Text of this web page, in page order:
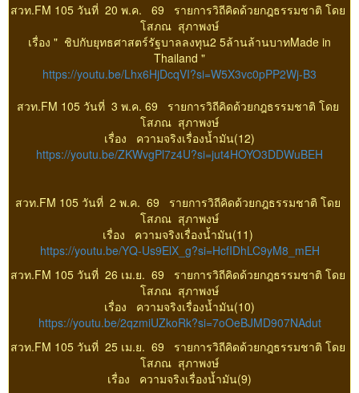
สวท.FM 105 วันที่ 20 พ.ค. 69 รายการวิถีคิดด้วยกฎธรรมชาติ โดย
โสภณ สุภาพงษ์
เรื่อง " ชิปกับยุทธศาสตร์รัฐบาลลงทุน2 5ล้านล้านบาทMade in
Thailand "
https://youtu.be/Lhx6HjDcqVI?si=W5X3vc0pPP2Wj-B3
สวท.FM 105 วันที่ 3 พ.ค. 69 รายการวิถีคิดด้วยกฎธรรมชาติ โดย
โสภณ สุภาพงษ์
เรื่อง ความจริงเรื่องน้ำมัน(12)
https://youtu.be/ZKWvgPl7z4U?si=jut4HOYO3DDWuBEH
สวท.FM 105 วันที่ 2 พ.ค. 69 รายการวิถีคิดด้วยกฎธรรมชาติ โดย
โสภณ สุภาพงษ์
เรื่อง ความจริงเรื่องน้ำมัน(11)
https://youtu.be/YQ-Us9ElX_g?si=HcfIDhLC9yM8_mEH
สวท.FM 105 วันที่ 26 เม.ย. 69 รายการวิถีคิดด้วยกฎธรรมชาติ โดย
โสภณ สุภาพงษ์
เรื่อง ความจริงเรื่องน้ำมัน(10)
https://youtu.be/2qzmiUZkoRk?si=7oOeBJMD907NAdut
สวท.FM 105 วันที่ 25 เม.ย. 69 รายการวิถีคิดด้วยกฎธรรมชาติ โดย
โสภณ สุภาพงษ์
เรื่อง ความจริงเรื่องน้ำมัน(9)